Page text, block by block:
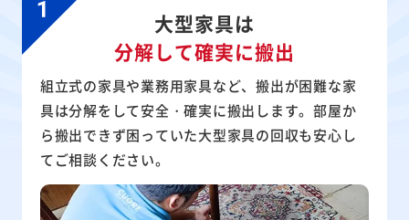
大型家具は
分解して確実に搬出
組立式の家具や業務用家具など、搬出が困難な家
具は分解をして安全・確実に搬出します。部屋か
ら搬出できず困っていた大型家具の回収も安心し
てご相談ください。